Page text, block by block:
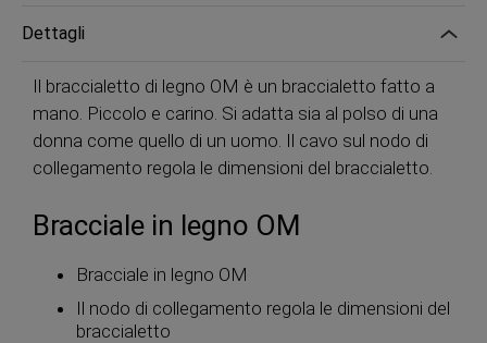
Dettagli
Il braccialetto di legno OM è un braccialetto fatto a
mano. Piccolo e carino. Si adatta sia al polso di una
donna come quello di un uomo. Il cavo sul nodo di
collegamento regola le dimensioni del braccialetto.
Bracciale in legno OM
Bracciale in legno OM
Il nodo di collegamento regola le dimensioni del
braccialetto